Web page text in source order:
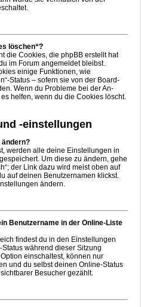
löschen“?
die Cookies, die phpBB erstellt hat
im Forum angemeldet bleibst.
einige Funktionen, wie
Status – sofern sie von der Board-
Wenn du Probleme bei der An-
helfen, wenn du die Cookies löscht.
-einstellungen
ändern?
werden alle deine Einstellungen in
Um diese zu ändern, gehe
der Link dazu wird meist oben auf
auf deinen Benutzernamen klickst.
ändern.
Benutzername in der Online-Liste
findest du in den Einstellungen
während dieser Sitzung
einschaltest, können nur
und du selbst deinen Online-Status
Besucher gezählt.